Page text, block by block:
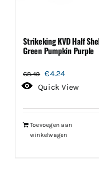
Strikeking KVD Half
Green Pumpkin Purple
€8.49 Oorspronkelijke
prijs
€8.49.
€4.24Huidige
prijs
€4.24.
Quick View
Toevoegen aan
winkelwagen